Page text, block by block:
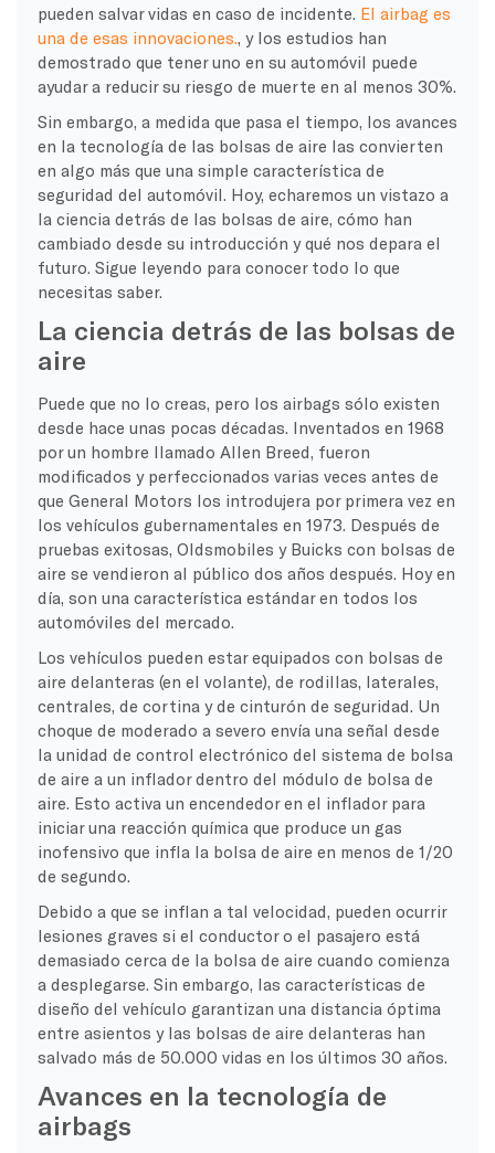
pueden salvar vidas en caso de incidente. El airbag es
una de esas innovaciones.
, y los estudios han
demostrado que tener uno en su automóvil puede
ayudar a reducir su riesgo de muerte en al menos 30%.
Sin embargo, a medida que pasa el tiempo, los avances
en la tecnología de las bolsas de aire las convierten
en algo más que una simple característica de
seguridad del automóvil. Hoy, echaremos un vistazo a
la ciencia detrás de las bolsas de aire, cómo han
cambiado desde su introducción y qué nos depara el
futuro. Sigue leyendo para conocer todo lo que
necesitas saber.
La ciencia detrás de las bolsas de
aire
Puede que no lo creas, pero los airbags sólo existen
desde hace unas pocas décadas. Inventados en 1968
por un hombre llamado Allen Breed, fueron
modificados y perfeccionados varias veces antes de
que General Motors los introdujera por primera vez en
los vehículos gubernamentales en 1973. Después de
pruebas exitosas, Oldsmobiles y Buicks con bolsas de
aire se vendieron al público dos años después. Hoy en
día, son una característica estándar en todos los
automóviles del mercado.
Los vehículos pueden estar equipados con bolsas de
aire delanteras (en el volante), de rodillas, laterales,
centrales, de cortina y de cinturón de seguridad. Un
choque de moderado a severo envía una señal desde
la unidad de control electrónico del sistema de bolsa
de aire a un inflador dentro del módulo de bolsa de
aire. Esto activa un encendedor en el inflador para
iniciar una reacción química que produce un gas
inofensivo que infla la bolsa de aire en menos de 1/20
de segundo.
Debido a que se inflan a tal velocidad, pueden ocurrir
lesiones graves si el conductor o el pasajero está
demasiado cerca de la bolsa de aire cuando comienza
a desplegarse. Sin embargo, las características de
diseño del vehículo garantizan una distancia óptima
entre asientos y las bolsas de aire delanteras han
salvado más de 50.000 vidas en los últimos 30 años.
Avances en la tecnología de
airbags